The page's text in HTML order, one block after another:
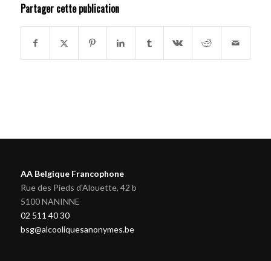
Partager cette publication
AA Belgique Francophone
Rue des Pieds d'Alouette, 42 b
5100 NANINNE
02 511 40 30
bsg@alcooliquesanonymes.be